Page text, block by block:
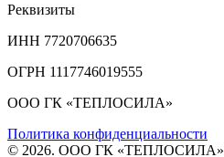
Реквизиты
ИНН 7720706635
ОГРН 1117746019555
ООО ГК «ТЕПЛОСИЛА»
Политика конфиденциальности
© 2026. ООО ГК «ТЕПЛОСИЛА»